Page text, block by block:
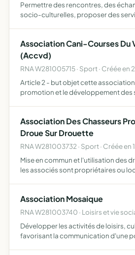
Permettre des rencontres, des
socio-culturelles, proposer des
Association Cani-Courses Du
(Accvd)
RNA W281005715 · Sport · Créée en
Article 2 - but objet cette
promotion et le développement des
développ…
Association Des Chasseurs
Droue Sur Drouette
RNA W281003732 · Sport · Créée en
Mise en commun et l'utilisation des
les associés sont propriétaires ou
Association Mosaique
RNA W281003740 · Loisirs et vie
Développer les activités de loisirs,
favorisant la communication d'une